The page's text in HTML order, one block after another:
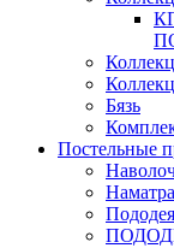
Бязь
Постельные